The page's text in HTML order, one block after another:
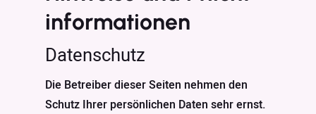
informationen
Datenschutz
Die Betreiber dieser Seiten nehmen den
Schutz Ihrer persönlichen Daten sehr ernst.